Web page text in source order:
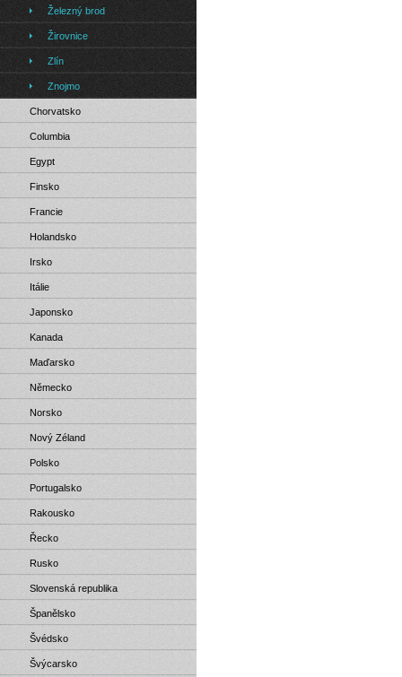
Železný brod
Žirovnice
Zlín
Znojmo
Chorvatsko
Columbia
Egypt
Finsko
Francie
Holandsko
Irsko
Itálie
Japonsko
Kanada
Maďarsko
Německo
Norsko
Nový Zéland
Polsko
Portugalsko
Rakousko
Řecko
Rusko
Slovenská republika
Španělsko
Švédsko
Švýcarsko